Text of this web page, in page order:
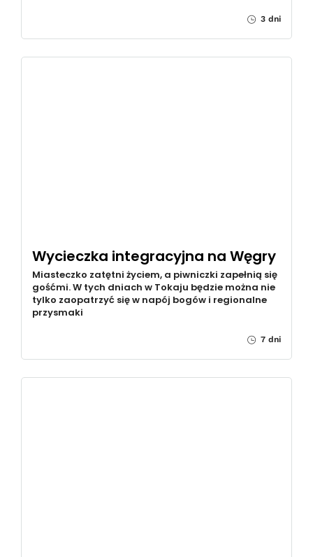
3 dni
Wycieczka integracyjna na Węgry
Miasteczko zatętni życiem, a piwniczki zapełnią się
gośćmi. W tych dniach w Tokaju będzie można nie
tylko zaopatrzyć się w napój bogów i regionalne
przysmaki
7 dni